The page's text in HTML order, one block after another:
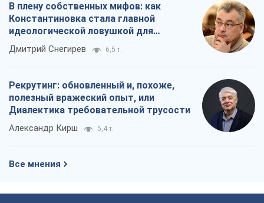
В плену собственных мифов: как
Константиновка стала главной
идеологической ловушкой для
российских оккупантов
Дмитрий Снегирев 6,5 т.
Рекрутинг: обновленный и, похоже,
полезный вражеский опыт, или
Диалектика требовательной трусости
Александр Кирш 5,4 т.
Все мнения